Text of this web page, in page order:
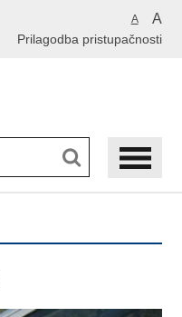
A A
Prilagodba pristupačnosti